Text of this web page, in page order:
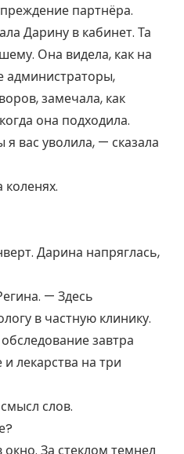
партнёра.
Дарину в кабинет. Та
Она видела, как на
администраторы,
замечала, как
она подходила.
вас уволила, — сказала
Дарина напряглась,
— Здесь
в частную клинику.
завтра
лекарства на три
слов.
За стеклом темнел